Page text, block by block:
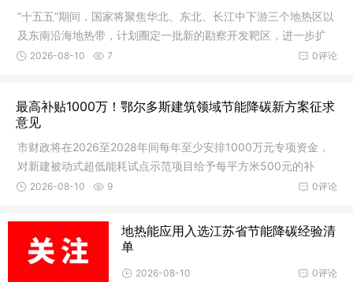
“十五五”期间，国家将聚焦华北、东北、长江中下游三个地热区以
及东南沿海地热带，计划圈定一批新的勘察开发靶区，进一步扩
大资源利用效率 。
0评论
2026-08-10 7
最高补贴1000万！鄂尔多斯建筑领域节能降碳新方案征求
意见
市财政将在2026至2028年间每年至少安排1000万元专项资金，
对新建被动式超低能耗试点示范项目给予每平方米500元的补
贴，单个项目最高补贴可达1000万元。
0评论
2026-08-10 9
地热能应用入选江苏省节能降碳经验清
单
0评论
2026-08-10